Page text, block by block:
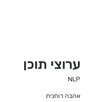
ערוצי תוכן
NLP
אהבה רוחנית